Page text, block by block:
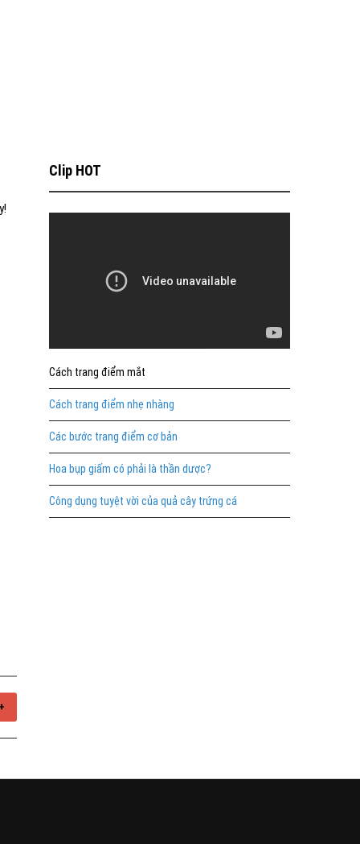
Clip HOT
Cách trang điểm mắt
Cách trang điểm nhẹ nhàng
Các bước trang điểm cơ bản
Hoa bụp giấm có phải là thần dược?
Công dụng tuyệt vời của quả cây trứng cá